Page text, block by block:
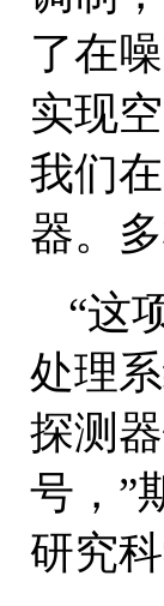
了在
实现
我们
器。
“这
处理
探测
号，”
研究